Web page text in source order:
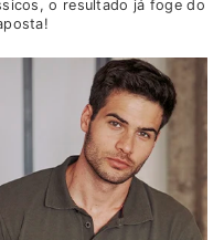
o resultado já foge do